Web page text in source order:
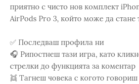
приятно с чисто нов комплект
AirPods Pro 3, който може да стане
✅ Последваш профила ни
🎧 Рипостнеш тази игра, като
стрелки до функцията за коментар
👯 Тагнеш човека с когото